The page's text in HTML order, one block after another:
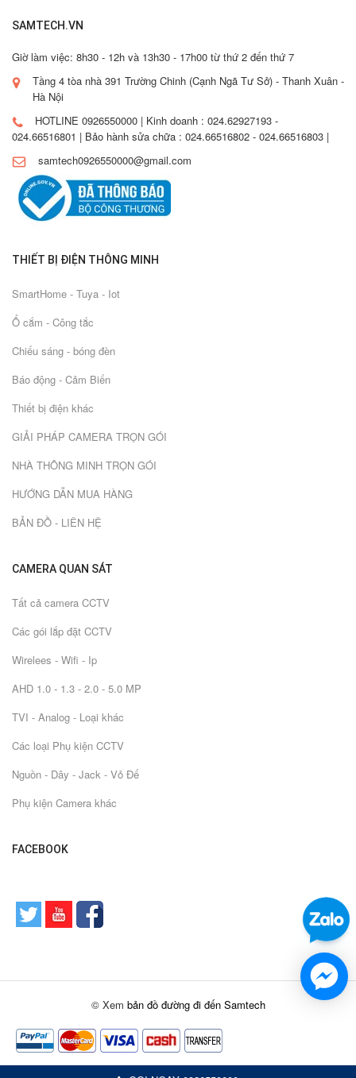
SAMTECH.VN
Giờ làm việc: 8h30 - 12h và 13h30 - 17h00 từ thứ 2 đến thứ 7
Tầng 4 tòa nhà 391 Trường Chinh (Cạnh Ngã Tư Sở) - Thanh Xuân -
Hà Nội
HOTLINE 0926550000 | Kinh doanh : 024.62927193 -
024.66516801 | Bảo hành sửa chữa : 024.66516802 - 024.66516803 |
samtech0926550000@gmail.com
THIẾT BỊ ĐIỆN THÔNG MINH
SmartHome - Tuya - Iot
Ổ cắm - Công tắc
Chiếu sáng - bóng đèn
Báo động - Cảm Biến
Thiết bị điện khác
GIẢI PHÁP CAMERA TRỌN GÓI
NHÀ THÔNG MINH TRỌN GÓI
HƯỚNG DẪN MUA HÀNG
BẢN ĐỒ - LIÊN HỆ
CAMERA QUAN SÁT
Tất cả camera CCTV
Các gói lắp đặt CCTV
Wirelees - Wifi - Ip
AHD 1.0 - 1.3 - 2.0 - 5.0 MP
TVI - Analog - Loại khác
Các loại Phụ kiện CCTV
Nguồn - Dây - Jack - Vỏ Đế
Phụ kiện Camera khác
FACEBOOK
© Xem bản đồ đường đi đến Samtech